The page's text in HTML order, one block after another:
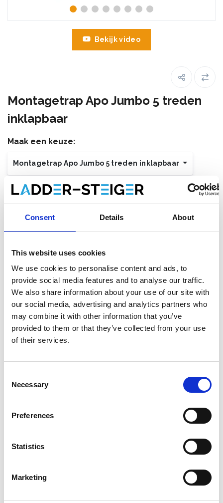
Consent Details About
This website uses cookies
We use cookies to personalise content and ads, to
provide social media features and to analyse our traffic.
We also share information about your use of our site with
our social media, advertising and analytics partners who
may combine it with other information that you’ve
provided to them or that they’ve collected from your use
of their services.
Selection
Necessary
Preferences
Statistics
Marketing
Bekijk video
Montagetrap Apo Jumbo 5 treden
inklapbaar
Maak een keuze:
Montagetrap Apo Jumbo 5 treden inklapbaar
€692,00 Excl. Btw
Op voorraad bij onze leverancier, levertermijn 1-2 weken.
Toevoegen aan winkelwagen
Toevoegen aan offerte
Skeppshult Apo Jumbo trap 5 treden
is bijzonder